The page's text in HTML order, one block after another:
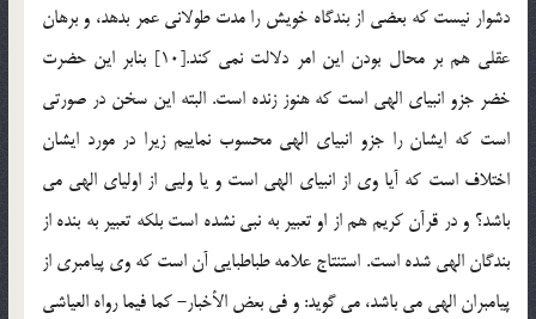
دشوار نیست که بعضی از بندگاه خویش را مدت طولانی عمر بدهد، و برهان
عقلی هم بر محال بودن این امر دلالت نمی کند.[10] بنابر این حضرت
خضر جزو انبیای الهی است که هنوز زنده است. البته این سخن در صورتی
است که ایشان را جزو انبیای الهی محسوب نماییم زیرا در مورد ایشان
اختلاف است که آیا وی از انبیای الهی است و یا ولیی از اولیای الهی می
باشد؟ و در قرآن کریم هم از او تعبیر به نبی نشده است بلکه تعبیر به بنده از
بندگان الهی شده است. استنتاج علامه طباطبایی آن است که وی پیامبری از
پیامبران الهی می باشد، می گوید: و في بعض الأخبار- كما فيما رواه العياشي